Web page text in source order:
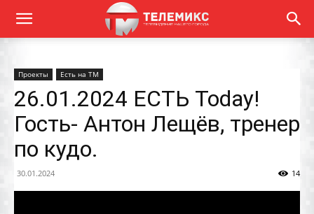
Проекты Есть на ТМ
26.01.2024 ЕСТЬ Today!
Гость- Антон Лещёв, тренер
по кудо.
30.01.2024 14